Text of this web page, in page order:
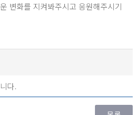
변화를 지켜봐주시고 응원해주시기
다.